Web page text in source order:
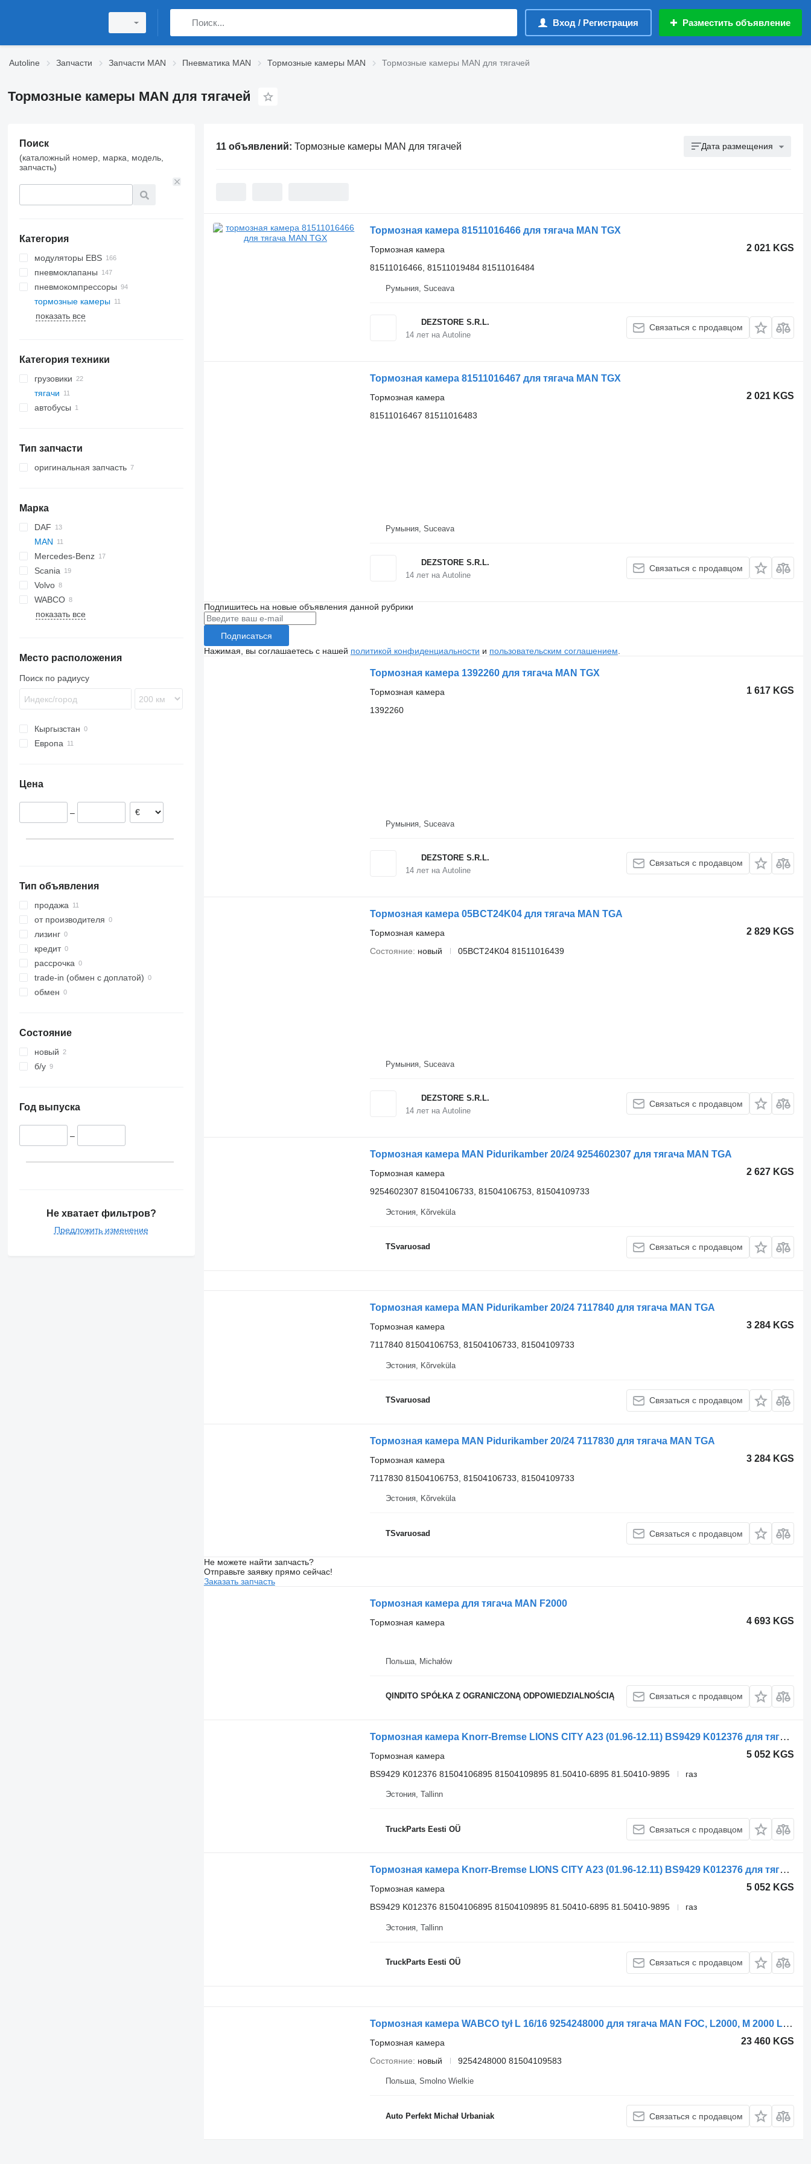
Вход / Регистрация Разместить объявление
Autoline Запчасти Запчасти MAN Пневматика MAN Тормозные камеры MAN Тормозные камеры MAN для тягачей
Тормозные камеры MAN для тягачей
Поиск
(каталожный номер, марка, модель,
запчасть)
Категория
модуляторы EBS
пневмоклапаны
пневмокомпрессоры
тормозные камеры
показать все
Категория техники
грузовики
тягачи
автобусы
Тип запчасти
оригинальная запчасть
Марка
DAF
CF
XF
XG
Stralis
MAN
L2000
Lion's series
TGA
TGL
TGX
Mercedes-Benz
Actros
Atego
Axor
Econic
Scania
R-series
Volvo
FH
FM
WABCO
показать все
Место расположения
Поиск по радиусу
Кыргызстан
Европа
Цена
–
Тип объявления
продажа
от производителя
лизинг
кредит
рассрочка
trade-in (обмен с доплатой)
обмен
Состояние
новый
б/у
Год выпуска
–
Не хватает фильтров?
Предложить изменение
11 объявлений: Тормозные камеры MAN для тягачей Дата размещения
Тормозная камера 81511016466 для тягача MAN TGX
2 021 KGS
Тормозная камера
81511016466, 81511019484 81511016484
Румыния, Suceava
DEZSTORE S.R.L.
14лет на Autoline
Связаться с продавцом
Тормозная камера 81511016467 для тягача MAN TGX
2 021 KGS
Тормозная камера
81511016467 81511016483
Румыния, Suceava
DEZSTORE S.R.L.
14лет на Autoline
Связаться с продавцом
Подпишитесь на новые объявления данной рубрики
Подписаться
Нажимая, вы соглашаетесь с нашей политикой конфиденциальности и пользовательским соглашением
Тормозная камера 1392260 для тягача MAN TGX
1 617 KGS
Тормозная камера
1392260
Румыния, Suceava
DEZSTORE S.R.L.
14лет на Autoline
Связаться с продавцом
Тормозная камера 05BCT24K04 для тягача MAN TGA
2 829 KGS
Тормозная камера
Состояние
новый 05BCT24K04 81511016439
Румыния, Suceava
DEZSTORE S.R.L.
14лет на Autoline
Связаться с продавцом
Тормозная камера MAN Pidurikamber 20/24 9254602307 для тягача MAN TGA
2 627 KGS
Тормозная камера
9254602307 81504106733, 81504106753, 81504109733
Эстония, Kõrveküla
TSvaruosad Связаться с продавцом
Тормозная камера MAN Pidurikamber 20/24 7117840 для тягача MAN TGA
3 284 KGS
Тормозная камера
7117840 81504106753, 81504106733, 81504109733
Эстония, Kõrveküla
TSvaruosad Связаться с продавцом
Тормозная камера MAN Pidurikamber 20/24 7117830 для тягача MAN TGA
3 284 KGS
Тормозная камера
7117830 81504106753, 81504106733, 81504109733
Эстония, Kõrveküla
TSvaruosad Связаться с продавцом
Не можете найти запчасть?
Отправьте заявку прямо сейчас!
Заказать запчасть
Тормозная камера для тягача MAN F2000
4 693 KGS
Тормозная камера
Польша, Michałów
QINDITO SPÓŁKA Z OGRANICZONĄ ODPOWIEDZIALNOŚCIĄ Связаться с продавцом
Тормозная камера Knorr-Bremse LIONS CITY A23 (01.96-12.11) BS9429 K012376 для тягача MAN Lion's bus (1991-)
5 052 KGS
Тормозная камера
BS9429 K012376 81504106895 81504109895 81.50410-6895 81.50410-9895
газ
Эстония, Tallinn
TruckParts Eesti OÜ Связаться с продавцом
Тормозная камера Knorr-Bremse LIONS CITY A23 (01.96-12.11) BS9429 K012376 для тягача MAN Lion's bus (1991-)
5 052 KGS
Тормозная камера
BS9429 K012376 81504106895 81504109895 81.50410-6895 81.50410-9895
газ
Эстония, Tallinn
TruckParts Eesti OÜ Связаться с продавцом
Тормозная камера WABCO tył L 16/16 9254248000 для тягача MAN FOC, L2000, M 2000 L, TGL
23 460 KGS
Тормозная камера
Состояние
новый 9254248000 81504109583
Польша, Smolno Wielkie
Auto Perfekt Michał Urbaniak Связаться с продавцом